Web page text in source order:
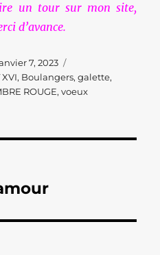
un tour sur mon site,
d’avance.
7, 2023
XVI, Boulangers,galette,
ROUGE,voeux